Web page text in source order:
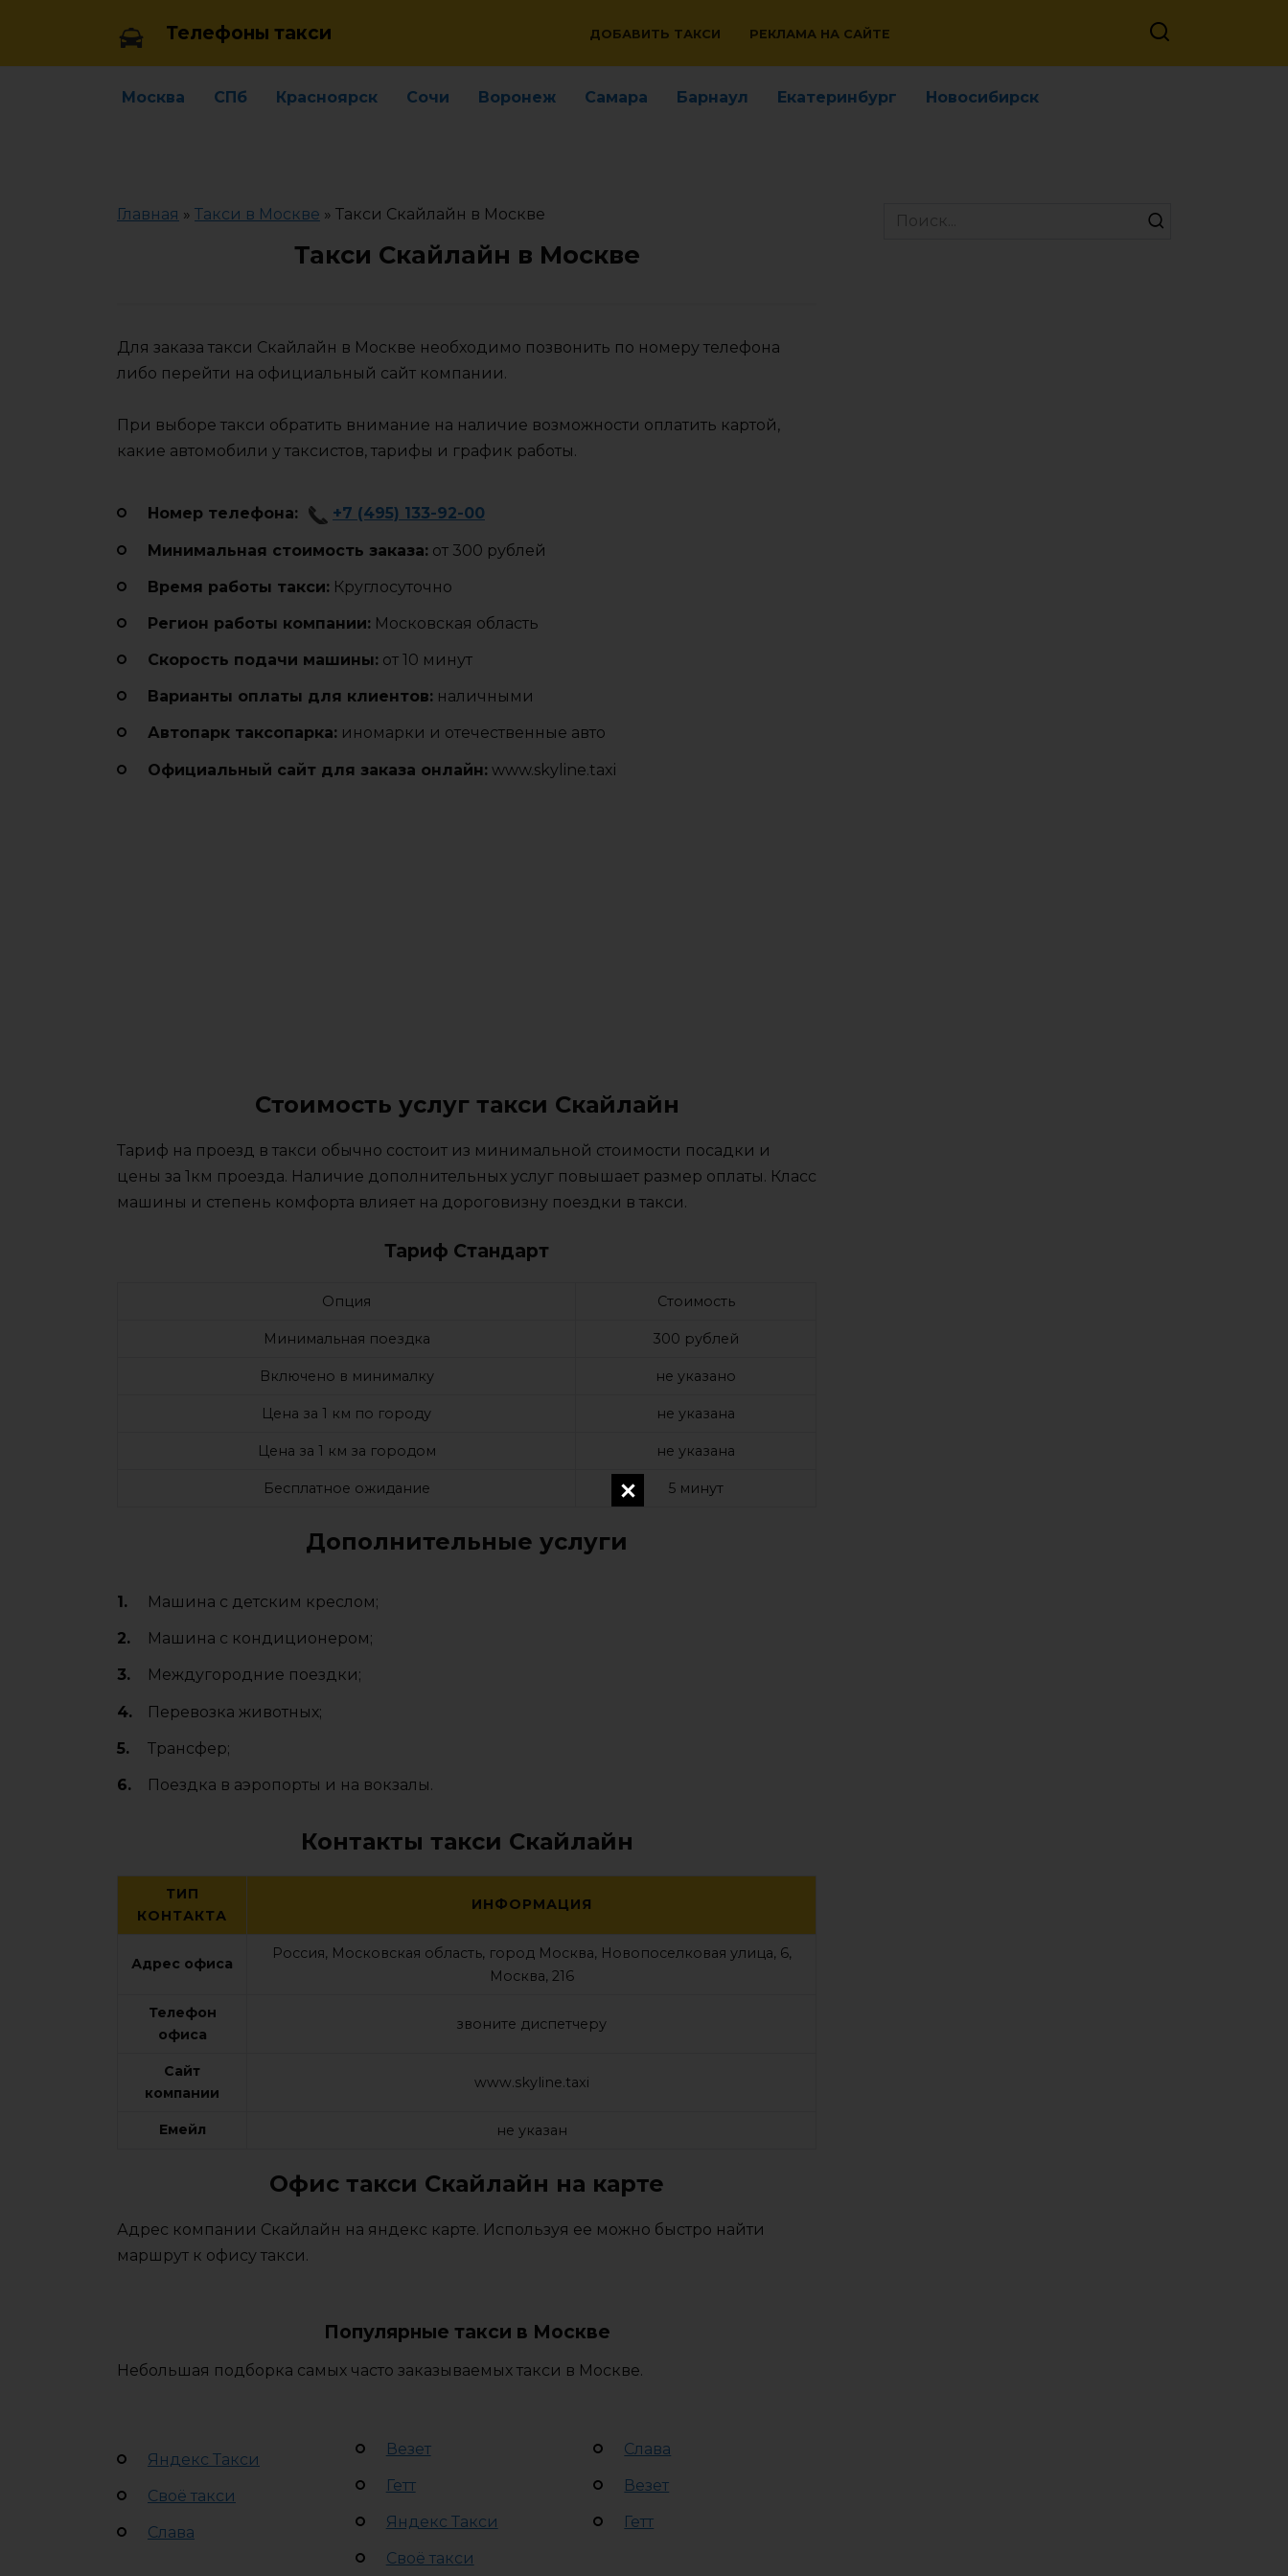
Телефоны такси ДОБАВИТЬ ТАКСИ РЕКЛАМА НА САЙТЕ
Москва СПб Красноярск Сочи Воронеж Самара Барнаул Екатеринбург Новосибирск
Главная » Такси в Москве » Такси Скайлайн в Москве
Такси Скайлайн в Москве
Для заказа такси Скайлайн в Москве необходимо позвонить по номеру телефона
либо перейти на официальный сайт компании.
При выборе такси обратить внимание на наличие возможности оплатить картой,
какие автомобили у таксистов, тарифы и график работы.
Номер телефона: +7 (495) 133-92-00
Минимальная стоимость заказа: от 300 рублей
Время работы такси: Круглосуточно
Регион работы компании: Московская область
Cкорость подачи машины: от 10 минут
Варианты оплаты для клиентов: наличными
Автопарк таксопарка: иномарки и отечественные авто
Официальный сайт для заказа онлайн: www.skyline.taxi
Стоимость услуг такси Скайлайн
Тариф на проезд в такси обычно состоит из минимальной стоимости посадки и
цены за 1км проезда. Наличие дополнительных услуг повышает размер оплаты. Класс
машины и степень комфорта влияет на дороговизну поездки в такси.
Тариф Стандарт
Опция Стоимость
Минимальная поездка 300 рублей
Включено в минималку не указано
Цена за 1 км по городу не указана
Цена за 1 км за городом не указана
Бесплатное ожидание 5 минут
Дополнительные услуги
Машина с детским креслом;
Машина с кондиционером;
Междугородние поездки;
Перевозка животных;
Трансфер;
Поездка в аэропорты и на вокзалы.
Контакты такси Скайлайн
ТИП
КОНТАКТА
ИНФОРМАЦИЯ
Адрес офиса
Россия, Московская область, город Москва, Новопоселковая улица, 6,
Москва, 216
Телефон
офиса
звоните диспетчеру
Сайт
компании
www.skyline.taxi
Емейл не указан
Офис такси Скайлайн на карте
Адрес компании Скайлайн на яндекс карте. Используя ее можно быстро найти
маршрут к офису такси.
Популярные такси в Москве
Небольшая подборка самых часто заказываемых такси в Москве.
Яндекс Такси
Своё такси
Слава
Везет
Гетт
Яндекс Такси
Своё такси
Слава
Везет
Гетт
Search